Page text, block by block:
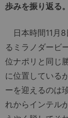
歩みを振り返る。
日本時間11月
るミラノダービ
位ナポリと同じ
に位置している
ーを迎えるのは
れからインテル